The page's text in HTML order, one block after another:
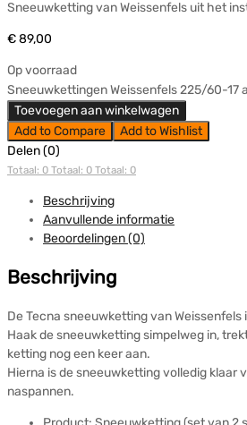
Sneeuwketting van Weissenfels uit het
€89,00
Op voorraad
Sneeuwkettingen Weissenfels 225/60-17
Toevoegen aan winkelwagen
Add to Compare
Add to Wishlist
Delen (0)
Totaal: 0 Totaal: 0 Totaal: 0
Beschrijving
Aanvullende informatie
Beoordelingen (0)
Beschrijving
De Tecna sneeuwketting van
Haak de sneeuwketting simpelweg in,
ketting nog een keer aan.
Hierna is de sneeuwketting volledig klaar
naspannen.